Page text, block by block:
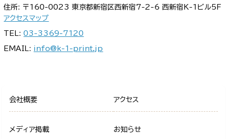
住所: 〒160-0023 東京都新宿区西新宿7-2-6 西新宿K-1ビル5F
アクセスマップ
TEL:03-3369-7120
EMAIL: info@k-1-print.jp
会社概要 アクセス
メディア掲載 お知らせ